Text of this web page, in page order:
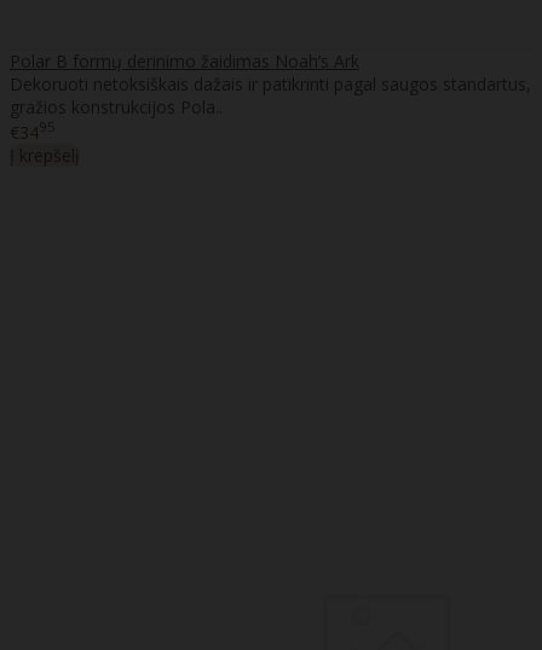
Polar B formų derinimo žaidimas Noah’s Ark
Dekoruoti netoksiškais dažais ir patikrinti pagal saugos standartus,
gražios konstrukcijos Pola..
€3495